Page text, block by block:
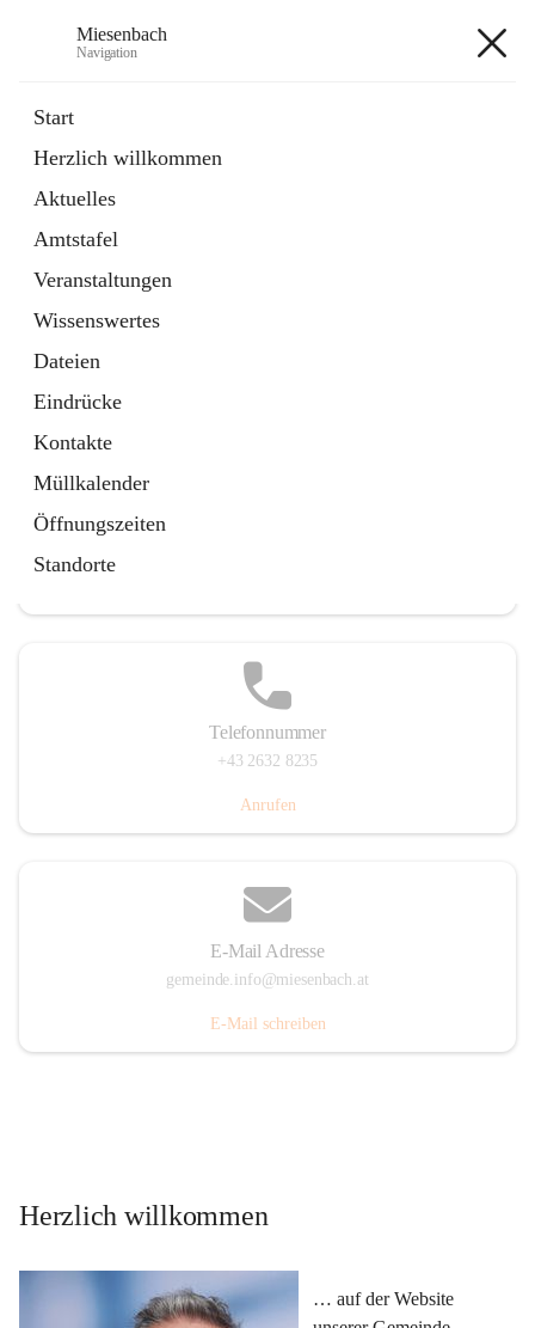
Miesenbach
Navigation
Start
Herzlich willkommen
Aktuelles
Amtstafel
Veranstaltungen
Wissenswertes
Dateien
Eindrücke
Kontakte
Müllkalender
Öffnungszeiten
Standorte
Externe Webseite
in
Tab
Region Schneebergland
Externe Webseite
öffnet
in
neuem
Tab
Telefonnummer
+43 2632 8235
Anrufen
E-Mail Adresse
gemeinde.info@miesenbach.at
E-Mail schreiben
Herzlich willkommen
… auf der Website